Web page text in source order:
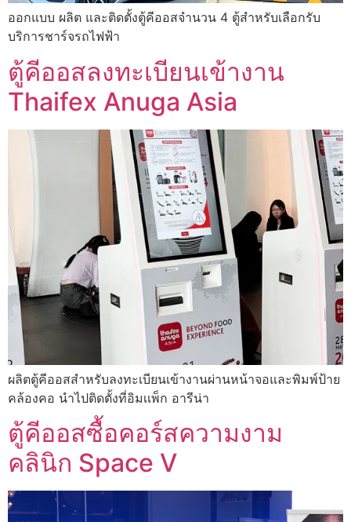
ออกแบบ ผลิต และติดตั้งตู้คีออสจำนวน 4 ตู้สำหรับเลือกรับ
บริการชาร์จรถไฟฟ้า
ตู้คีออสลงทะเบียนเข้างาน
Thaifex Anuga Asia
ผลิตตู้คีออสสำหรับลงทะเบียนเข้างานผ่านหน้าจอและพิมพ์ป้าย
คล้องคอ นำไปติดตั้งที่อิมเเพ็ก อารีน่า
ตู้คีออสซื้อคอร์สความงาม
คลินิก Space V